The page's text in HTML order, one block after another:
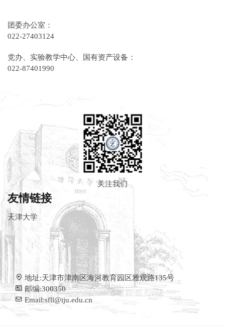
团委办公室：
022-27403124
党办、实验教学中心、国有资产设备：
022-87401990
关注我们
友情链接
天津大学
地址:天津市津南区海河教育园区雅观路135号
邮编:300350
Email:sfll@tju.edu.cn